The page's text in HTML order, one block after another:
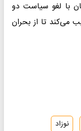
با لغو سیاست دو
می‌کند تا از بحران
نوزاد